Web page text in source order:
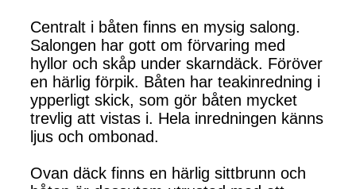
Centralt i båten finns en mysig salong.
Salongen har gott om förvaring med
hyllor och skåp under skarndäck. Föröver
en härlig förpik. Båten har teakinredning i
ypperligt skick, som gör båten mycket
trevlig att vistas i. Hela inredningen känns
ljus och ombonad.
Ovan däck finns en härlig sittbrunn och